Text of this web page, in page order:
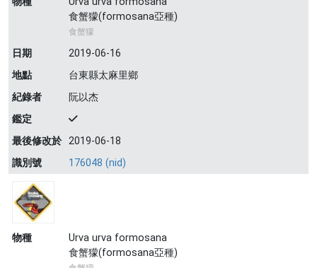
食蟹獴(formosana亞種)
食蟹獴
日期
2019-06-16
地點
台東縣太麻里鄉
紀錄者
阮以杰
鑑定
最後修改於 2019-06-18
識別號
176048 (nid)
物種
Urva urva formosana
食蟹獴(formosana亞種)